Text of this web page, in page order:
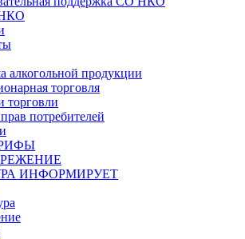
НКО
алкогольной продукции
торговля
торговли
потребителей
ИНФОРМИРУЕТ